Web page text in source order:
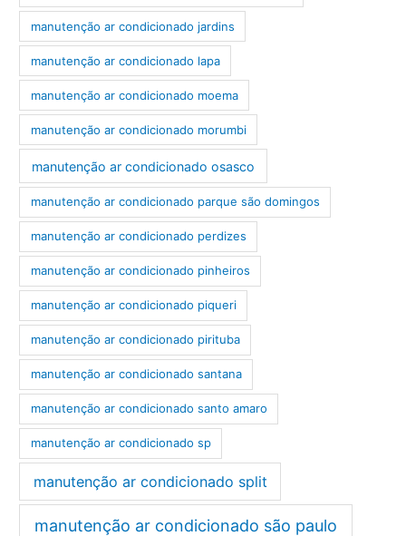
manutenção ar condicionado jardins
manutenção ar condicionado lapa
manutenção ar condicionado moema
manutenção ar condicionado morumbi
manutenção ar condicionado osasco
manutenção ar condicionado parque são domingos
manutenção ar condicionado perdizes
manutenção ar condicionado pinheiros
manutenção ar condicionado piqueri
manutenção ar condicionado pirituba
manutenção ar condicionado santana
manutenção ar condicionado santo amaro
manutenção ar condicionado sp
manutenção ar condicionado split
manutenção ar condicionado são paulo